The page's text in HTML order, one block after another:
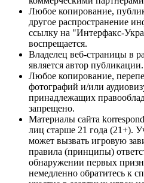
Любое копирование,
другое распространение
ссылку на "Интерфакс-
воспрещается.
Владелец веб-страницы в
является автор публикации.
Любое копирование,
фотографий и/или
принадлежащих
запрещено.
Материалы сайта
лиц старше 21 года (21+).
может вызвать игровую
правила (принципы)
обнаружении первых
немедленно обратитесь к